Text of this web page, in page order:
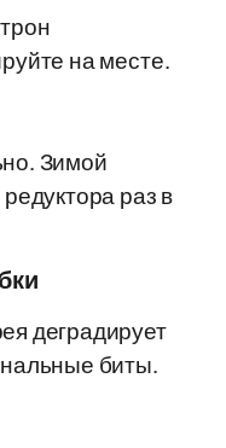
на месте.
Зимой
раз в
деградирует
биты.